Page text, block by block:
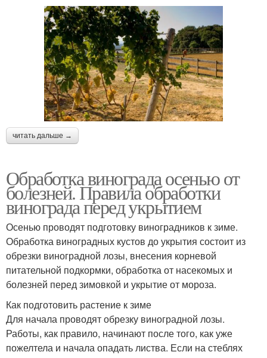
читать дальше →
Обработка винограда осенью от
болезней. Правила обработки
винограда перед укрытием
Осенью проводят подготовку виноградников к зиме.
Обработка виноградных кустов до укрытия состоит из
обрезки виноградной лозы, внесения корневой
питательной подкормки, обработка от насекомых и
болезней перед зимовкой и укрытие от мороза.
Как подготовить растение к зиме
Для начала проводят обрезку виноградной лозы.
Работы, как правило, начинают после того, как уже
пожелтела и начала опадать листва. Если на стеблях